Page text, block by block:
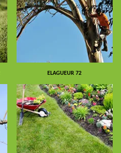
ELAGUEUR 72